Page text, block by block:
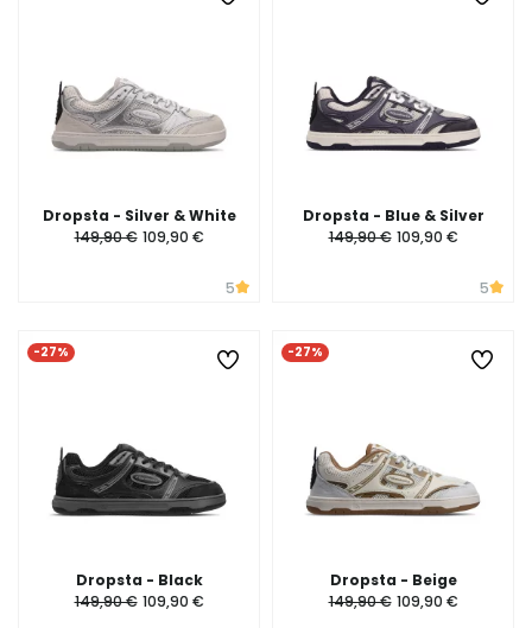
Dropsta - Silver & White
149,90 € 109,90 €
5
Dropsta - Blue & Silver
149,90 € 109,90 €
5
-27%
Dropsta - Black
149,90 € 109,90 €
-27%
Dropsta - Beige
149,90 € 109,90 €